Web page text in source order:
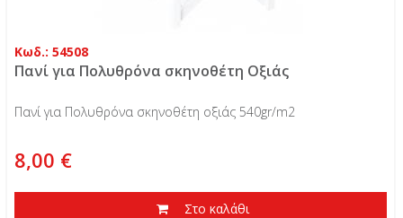
Κωδ.: 54508
Πανί για Πολυθρόνα σκηνοθέτη Οξιάς
Πανί για Πολυθρόνα σκηνοθέτη οξιάς 540gr/m2
8,00 €
Στο καλάθι